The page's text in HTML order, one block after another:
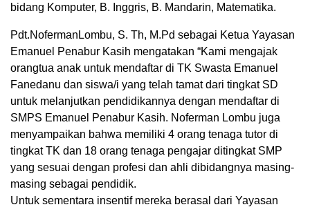
bidang Komputer, B. Inggris, B. Mandarin, Matematika.
Pdt.NofermanLombu, S. Th, M.Pd sebagai Ketua Yayasan
Emanuel Penabur Kasih mengatakan “Kami mengajak
orangtua anak untuk mendaftar di TK Swasta Emanuel
Fanedanu dan siswa/i yang telah tamat dari tingkat SD
untuk melanjutkan pendidikannya dengan mendaftar di
SMPS Emanuel Penabur Kasih. Noferman Lombu juga
menyampaikan bahwa memiliki 4 orang tenaga tutor di
tingkat TK dan 18 orang tenaga pengajar ditingkat SMP
yang sesuai dengan profesi dan ahli dibidangnya masing-
masing sebagai pendidik.
Untuk sementara insentif mereka berasal dari Yayasan